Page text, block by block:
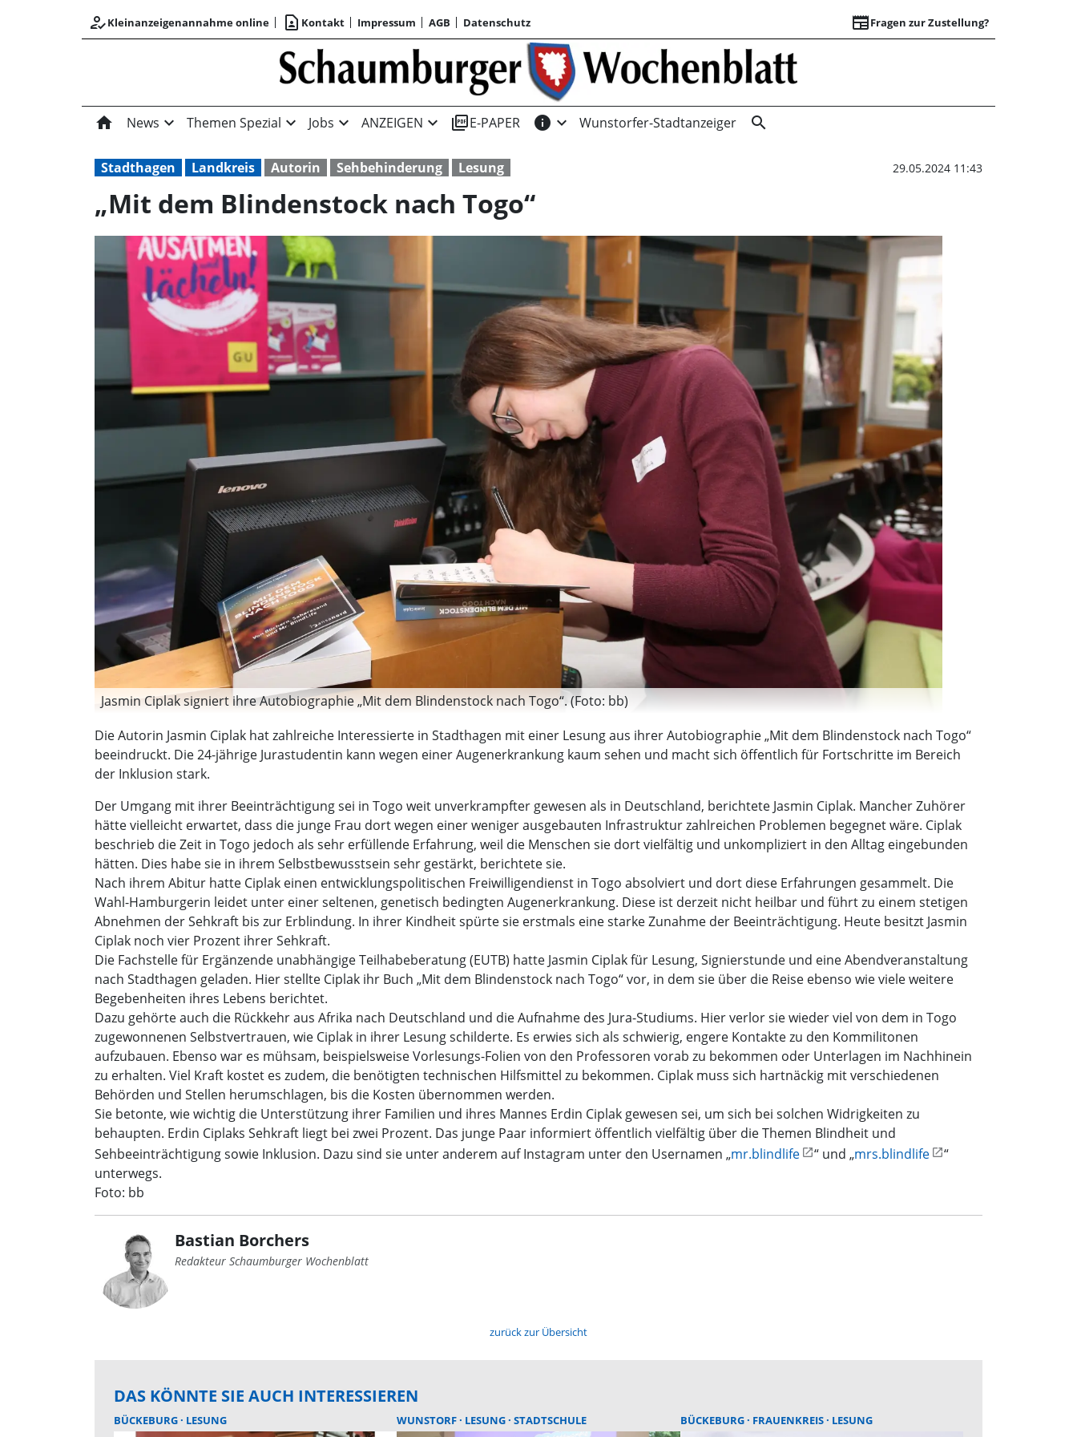
how_to_regKleinanzeigenannahme online contact_page Kontakt Impressum AGB Datenschutz newspaperFragen zur Zustellung?
„Mit dem
home News expand_more Themen Spezial expand_more Jobs expand_more ANZEIGEN expand_more picture_as_pdfE-PAPER info expand_more Wunstorfer-Stadtanzeiger search
Stadthagen Landkreis Autorin Sehbehinderung Lesung 29.05.2024 11:43
„Mit dem Blindenstock nach Togo“
Jasmin Ciplak signiert ihre Autobiographie „Mit dem Blindenstock nach Togo“. (Foto: bb)
Die Autorin Jasmin Ciplak hat zahlreiche Interessierte in Stadthagen mit einer Lesung aus ihrer Autobiographie „Mit dem Blindenstock nach Togo“
beeindruckt. Die 24-jährige Jurastudentin kann wegen einer Augenerkrankung kaum sehen und macht sich öffentlich für Fortschritte im Bereich
der Inklusion stark.
Der Umgang mit ihrer Beeinträchtigung sei in Togo weit unverkrampfter gewesen als in Deutschland, berichtete Jasmin Ciplak. Mancher Zuhörer
hätte vielleicht erwartet, dass die junge Frau dort wegen einer weniger ausgebauten Infrastruktur zahlreichen Problemen begegnet wäre. Ciplak
beschrieb die Zeit in Togo jedoch als sehr erfüllende Erfahrung, weil die Menschen sie dort vielfältig und unkompliziert in den Alltag eingebunden
hätten. Dies habe sie in ihrem Selbstbewusstsein sehr gestärkt, berichtete sie.
Nach ihrem Abitur hatte Ciplak einen entwicklungspolitischen Freiwilligendienst in Togo absolviert und dort diese Erfahrungen gesammelt. Die
Wahl-Hamburgerin leidet unter einer seltenen, genetisch bedingten Augenerkrankung. Diese ist derzeit nicht heilbar und führt zu einem stetigen
Abnehmen der Sehkraft bis zur Erblindung. In ihrer Kindheit spürte sie erstmals eine starke Zunahme der Beeinträchtigung. Heute besitzt Jasmin
Ciplak noch vier Prozent ihrer Sehkraft.
Die Fachstelle für Ergänzende unabhängige Teilhabeberatung (EUTB) hatte Jasmin Ciplak für Lesung, Signierstunde und eine Abendveranstaltung
nach Stadthagen geladen. Hier stellte Ciplak ihr Buch „Mit dem Blindenstock nach Togo“ vor, in dem sie über die Reise ebenso wie viele weitere
Begebenheiten ihres Lebens berichtet.
Dazu gehörte auch die Rückkehr aus Afrika nach Deutschland und die Aufnahme des Jura-Studiums. Hier verlor sie wieder viel von dem in Togo
zugewonnenen Selbstvertrauen, wie Ciplak in ihrer Lesung schilderte. Es erwies sich als schwierig, engere Kontakte zu den Kommilitonen
aufzubauen. Ebenso war es mühsam, beispielsweise Vorlesungs-Folien von den Professoren vorab zu bekommen oder Unterlagen im Nachhinein
zu erhalten. Viel Kraft kostet es zudem, die benötigten technischen Hilfsmittel zu bekommen. Ciplak muss sich hartnäckig mit verschiedenen
Behörden und Stellen herumschlagen, bis die Kosten übernommen werden.
Sie betonte, wie wichtig die Unterstützung ihrer Familien und ihres Mannes Erdin Ciplak gewesen sei, um sich bei solchen Widrigkeiten zu
behaupten. Erdin Ciplaks Sehkraft liegt bei zwei Prozent. Das junge Paar informiert öffentlich vielfältig über die Themen Blindheit und
Sehbeeinträchtigung sowie Inklusion. Dazu sind sie unter anderem auf Instagram unter den Usernamen „mr.blindlife “ und „mrs.blindlife
“
unterwegs.
Foto: bb
Bastian Borchers
Redakteur Schaumburger Wochenblatt
zurück zur Übersicht
DAS KÖNNTE SIE AUCH INTERESSIEREN
BÜCKEBURG LESUNG WUNSTORF LESUNG STADTSCHULE BÜCKEBURG FRAUENKREIS LESUNG